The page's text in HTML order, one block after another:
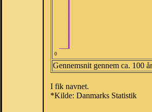
0
Gennemsnit gennem ca. 100
I fik navnet.
*Kilde: Danmarks Statistik